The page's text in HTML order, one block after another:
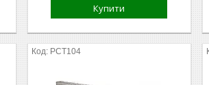
Купити
РСТ104